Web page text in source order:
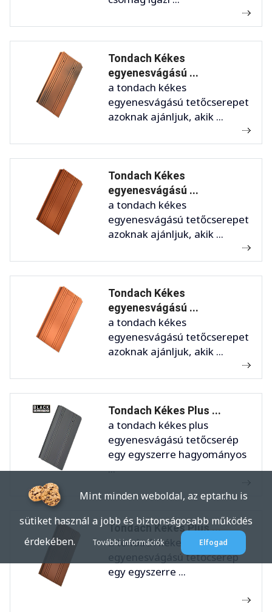
Tondach Kékes
egyenesvágású ...
a tondach kékes
egyenesvágású tetőcserepet
azoknak ajánljuk, akik ...
Tondach Kékes
egyenesvágású ...
a tondach kékes
egyenesvágású tetőcserepet
azoknak ajánljuk, akik ...
Tondach Kékes
egyenesvágású ...
a tondach kékes
egyenesvágású tetőcserepet
azoknak ajánljuk, akik ...
Tondach Kékes Plus ...
a tondach kékes plus
egyenesvágású tetőcserép
egy egyszerre hagyományos
...
Tondach Kékes Plus ...
a tondach kékes plus
egyenesvágású tetőcserép
egy egyszerre ...
Mint minden weboldal, az eptar.hu is
sütiket használ a jobb és biztonságosabb működés
érdekében.
További információk Elfogad